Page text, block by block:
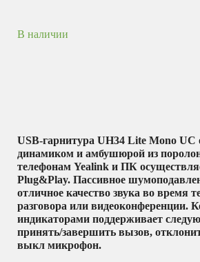
В наличии
USB-гарнитура UH34 Lite Mono
динамиком и амбушюрой из
телефонам Yealink и ПК
Plug&Play. Пассивное
отличное качество звука во время
разговора или видеоконференции.
индикаторами поддерживает
принять/завершить вызов,
выкл микрофон.